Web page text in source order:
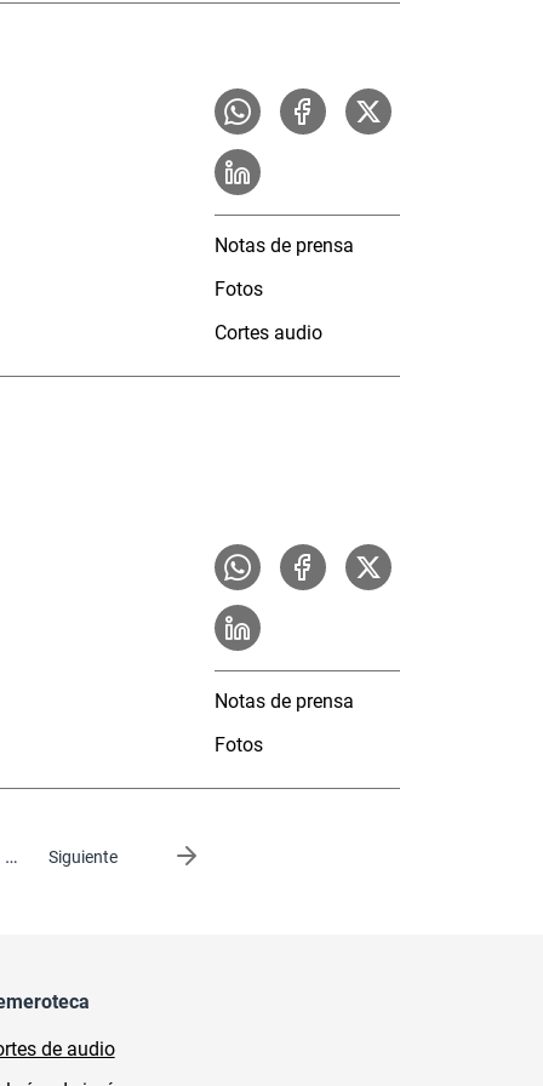
Notas de prensa
Fotos
Cortes audio
Notas de prensa
Fotos
… Siguiente
Siguiente página
de audio